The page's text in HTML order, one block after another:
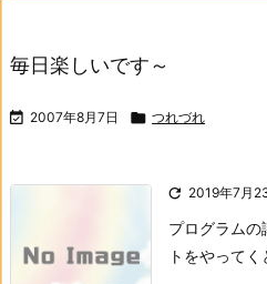
毎日楽しいです～
 2007年8月7日  つれづれ
 2019年7月
プログラムの
トをやって